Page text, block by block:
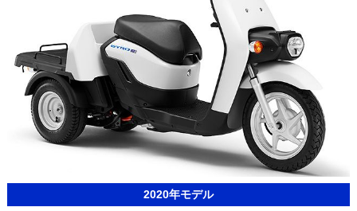
2020年モデル